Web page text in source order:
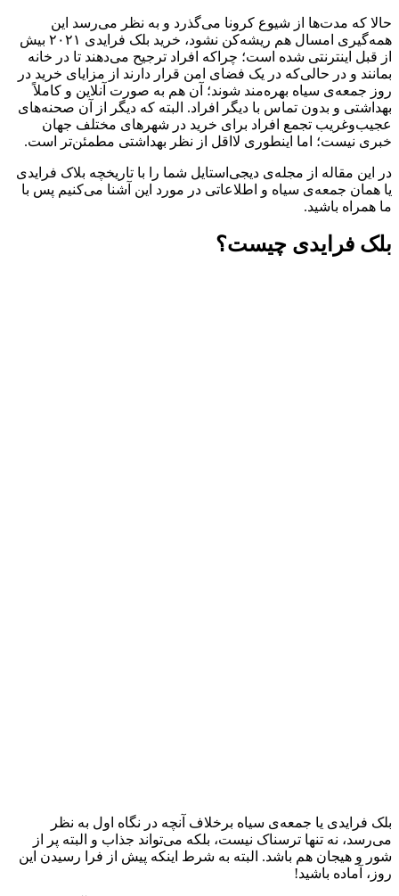
حالا که مدت‌ها از شیوع کرونا می‌گذرد و به نظر می‌رسد این
همه‌گیری امسال هم ریشه‌کن نشود، خرید بلک فرایدی ۲۰۲۱ بیش
از قبل اینترنتی شده است؛ چراکه افراد ترجیح می‌دهند تا در خانه
بمانند و در حالی‌که در یک فضای امن قرار دارند از مزایای خرید در
روز جمعه‌ی سیاه بهره‌مند شوند؛ آن هم به صورت آنلاین و کاملاً
بهداشتی و بدون تماس با دیگر افراد. البته که دیگر از آن صحنه‌های
عجیب‌وغریب تجمع افراد برای خرید در شهرهای مختلف جهان
خبری نیست؛ اما اینطوری لااقل از نظر بهداشتی مطمئن‌تر است.
در این مقاله از مجله‌ی دیجی‌استایل شما را با تاریخچه بلاک فرایدی
یا همان جمعه‌ی ‌سیاه و اطلاعاتی در مورد این آشنا می‌کنیم پس با
ما همراه باشید.
بلک فرایدی چیست؟
بلک فرایدی یا جمعه‌ی سیاه برخلاف آنچه در نگاه اول به نظر
می‌رسد، نه‌ تنها ترسناک نیست، بلکه می‌تواند جذاب و البته پر از
شور و هیجان هم‌ باشد. البته به شرط اینکه پیش از فرا رسیدن این
روز، آماده باشید!